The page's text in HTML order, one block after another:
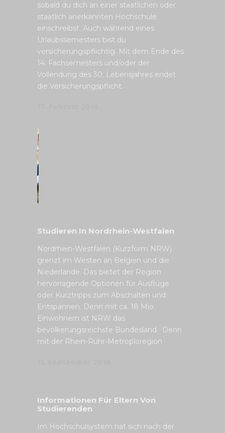
sobald du dich an einer staatlichen oder
staatlich anerkannten Hochschule
einschreibst. Auch während eines
Urlaubssemesters bist du
versicherungspflichtig. Mit dem Ende des
14. Fachsemesters und/oder der
Vollendung des 30. Lebensjahres endet
die Versicherungspflicht.
Studieren In Nordrhein-Westfalen
Nordrhein-Westfalen (Kurzform NRW)
grenzt im Westen an Belgien und die
Niederlande. Das bietet der Region
hervorragende Optionen für Ausflüge
oder Kurztripps zum Abschalten und
Entspannen. Denn mit ca. 18 Mio.
Einwohnern ist NRW das
bevölkerungsreichste Bundesland. Denn
mit der Rhein-Ruhr-Metroploregion
Informationen Für Eltern Von
Studierenden
Im Hochschulsystem hat sich nach der